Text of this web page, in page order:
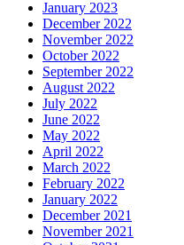
January 2023
December 2022
November 2022
October 2022
September 2022
August 2022
July 2022
June 2022
May 2022
April 2022
March 2022
February 2022
January 2022
December 2021
November 2021